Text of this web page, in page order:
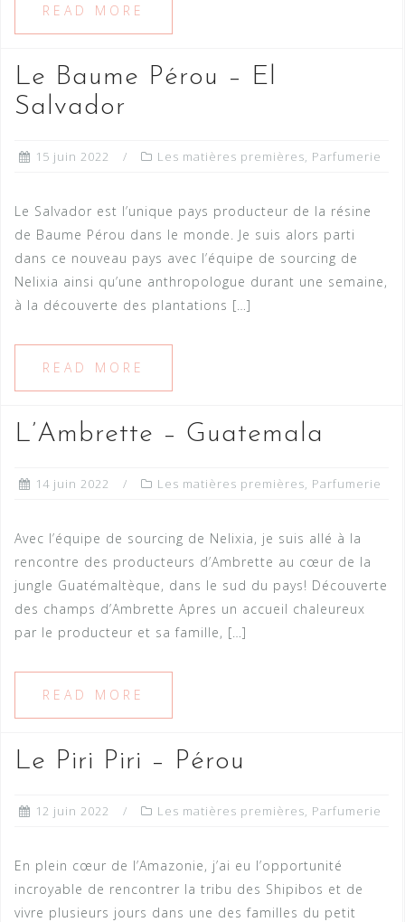
READ MORE
Le Baume Pérou – El
Salvador
15 juin 2022 Les matières premières, Parfumerie
Le Salvador est l’unique pays producteur de la résine
de Baume Pérou dans le monde. Je suis alors parti
dans ce nouveau pays avec l’équipe de sourcing de
Nelixia ainsi qu’une anthropologue durant une semaine,
à la découverte des plantations […]
READ MORE
L’Ambrette – Guatemala
14 juin 2022 Les matières premières, Parfumerie
Avec l’équipe de sourcing de Nelixia, je suis allé à la
rencontre des producteurs d’Ambrette au cœur de la
jungle Guatémaltèque, dans le sud du pays! Découverte
des champs d’Ambrette Apres un accueil chaleureux
par le producteur et sa famille, […]
READ MORE
Le Piri Piri – Pérou
12 juin 2022 Les matières premières, Parfumerie
En plein cœur de l’Amazonie, j’ai eu l’opportunité
incroyable de rencontrer la tribu des Shipibos et de
vivre plusieurs jours dans une des familles du petit